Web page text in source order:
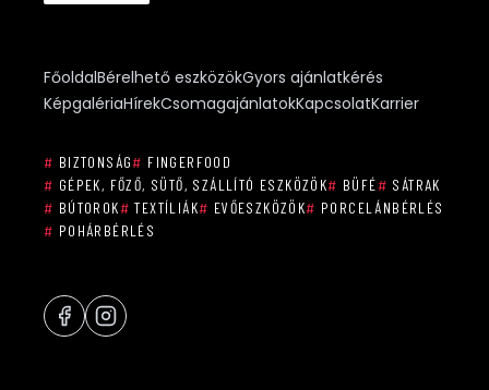
FőoldalBérelhető eszközökGyors ajánlatkérés
KépgalériaHírekCsomagajánlatokKapcsolatKarrier
# BIZTONSÁG# FINGERFOOD
# GÉPEK, FŐZŐ, SÜTŐ, SZÁLLÍTÓ ESZKÖZÖK# BÜFÉ# SÁTRAK
# BÚTOROK# TEXTÍLIÁK# EVŐESZKÖZÖK# PORCELÁNBÉRLÉS
# POHÁRBÉRLÉS